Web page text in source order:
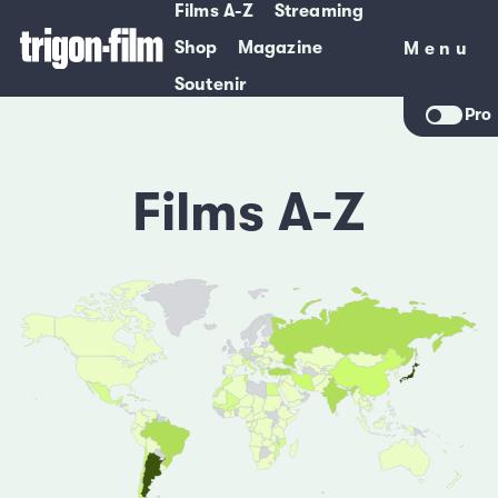
Films A-Z
Streaming
Shop
Magazine
Soutenir
Menu
Menu
Pro
Films A-Z